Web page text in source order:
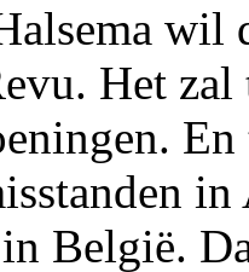
wil
Het
België.